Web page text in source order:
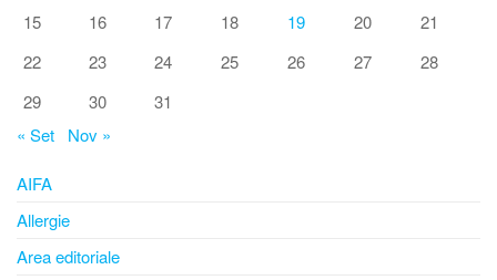
15
16 17 18 19 20
21
22
23 24 25 26 27
28
29
30
31
« Set
Nov »
AIFA
Allergie
Area editoriale